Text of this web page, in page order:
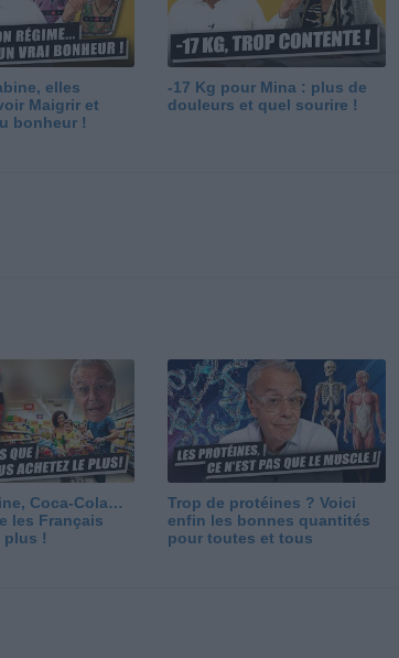
elles
Maigrir et
bonheur !
-17 Kg pour Mina : plus de
douleurs et quel sourire !
Coca-Cola…
les Français
plus !
Trop de protéines ? Voici
enfin les bonnes quantités
pour toutes et tous